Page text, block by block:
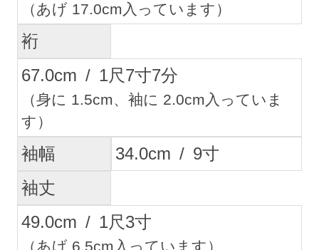
（あげ 17.0cm入っています）
裄
67.0cm / 1尺7寸7分
（身に 1.5cm、袖に 2.0cm入っていま
す）
袖幅 34.0cm / 9寸
袖丈
49.0cm / 1尺3寸
（あげ 6.5cm入っています）